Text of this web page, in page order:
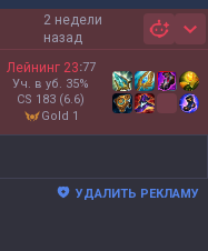
2 недели
назад
Лейнинг 23:77
Уч. в уб. 35%
CS 183 (6.6)
gold 1
УДАЛИТЬ РЕКЛАМУ